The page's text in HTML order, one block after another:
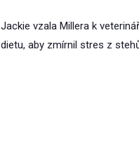
Jackie vzala Millera k
dietu, aby zmírnil stres z